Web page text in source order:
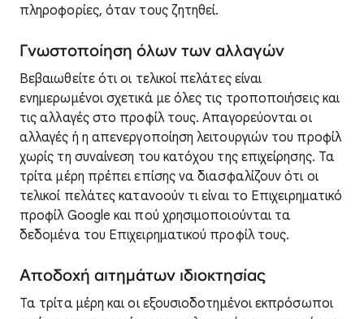
πληροφορίες, όταν τους ζητηθεί.
Γνωστοποίηση όλων των αλλαγών
Βεβαιωθείτε ότι οι τελικοί πελάτες είναι
ενημερωμένοι σχετικά με όλες τις τροποποιήσεις και
τις αλλαγές στο προφίλ τους. Απαγορεύονται οι
αλλαγές ή η απενεργοποίηση λειτουργιών του προφίλ
χωρίς τη συναίνεση του κατόχου της επιχείρησης. Τα
τρίτα μέρη πρέπει επίσης να διασφαλίζουν ότι οι
τελικοί πελάτες κατανοούν τι είναι το Επιχειρηματικό
προφίλ Google και πού χρησιμοποιούνται τα
δεδομένα του Επιχειρηματικού προφίλ τους.
Αποδοχή αιτημάτων ιδιοκτησίας
Τα τρίτα μέρη και οι εξουσιοδοτημένοι εκπρόσωποι